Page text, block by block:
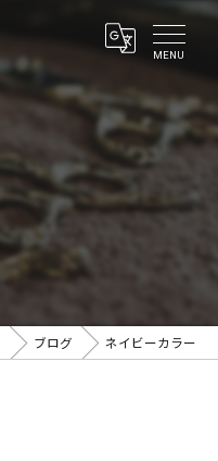
ブログ ネイビーカラー